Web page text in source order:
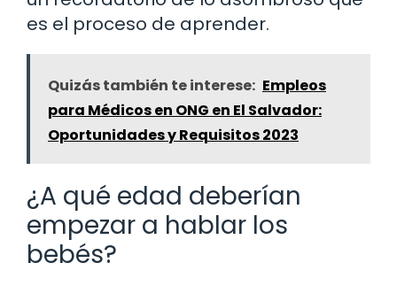
es el proceso de aprender.
Quizás también te interese: Empleos
para Médicos en ONG en El Salvador:
Oportunidades y Requisitos 2023
¿A qué edad deberían
empezar a hablar los
bebés?